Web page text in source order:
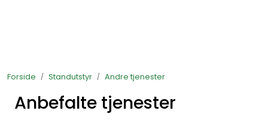
Forside Standutstyr Andre tjenester
Anbefalte tjenester
Standutstyr
Bestill mat til standen